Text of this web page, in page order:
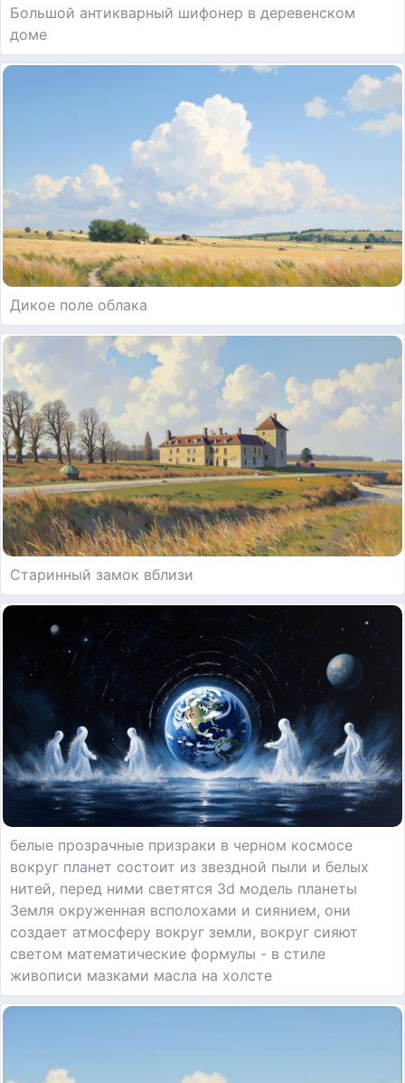
Большой антикварный шифонер в деревенском
доме
Дикое поле облака
Старинный замок вблизи
белые прозрачные призраки в черном космосе
вокруг планет состоит из звездной пыли и белых
нитей, перед ними светятся 3d модель планеты
Земля окруженная всполохами и сиянием, они
создает атмосферу вокруг земли, вокруг сияют
светом математические формулы - в стиле
живописи мазками масла на холсте